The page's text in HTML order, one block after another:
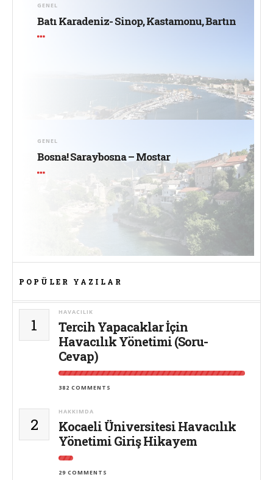
GENEL
Batı Karadeniz- Sinop, Kastamonu, Bartın
GENEL
Bosna! Saraybosna – Mostar
POPÜLER YAZILAR
1
HAVACILIK
Tercih Yapacaklar İçin
Havacılık Yönetimi (Soru-
Cevap)
382 COMMENTS
2
HAKKIMDA
Kocaeli Üniversitesi Havacılık
Yönetimi Giriş Hikayem
29 COMMENTS